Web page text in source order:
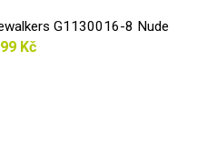
G1130016-8 Nude
Kč